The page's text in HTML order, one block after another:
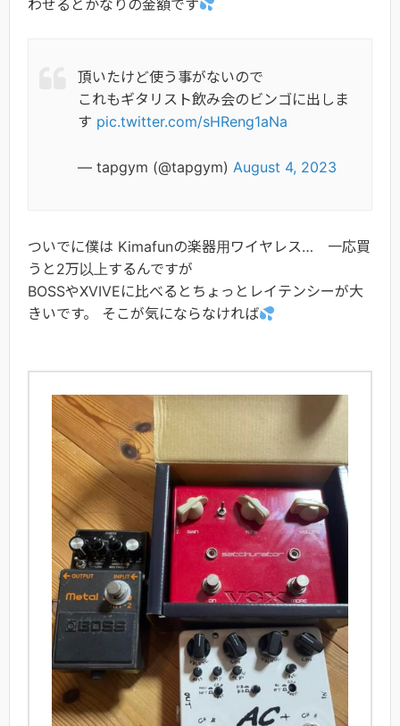
わせるとかなりの金額です
頂いたけど使う事がないので
これもギタリスト飲み会のビンゴに出しま
す pic.twitter.com/sHReng1aNa
— tapgym (@tapgym) August 4, 2023
ついでに僕は Kimafunの楽器用ワイヤレス… 一応買
うと2万以上するんですが
BOSSやXVIVEに比べるとちょっとレイテンシーが大
きいです。 そこが気にならなければ